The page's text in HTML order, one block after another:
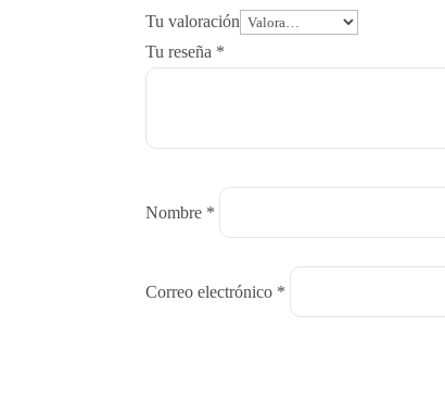
Tu valoración
Tu reseña *
Nombre *
Correo electrónico *